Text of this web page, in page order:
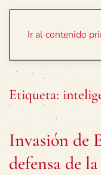
Ir al contenido
Etiqueta:
Invasión de
defensa de